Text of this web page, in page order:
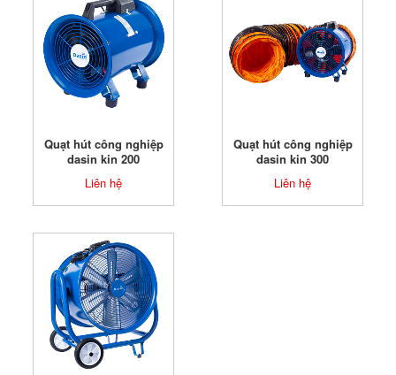
Quạt hút công nghiệp
dasin kin 200
Liên hệ
Quạt hút công nghiệp
dasin kin 300
Liên hệ